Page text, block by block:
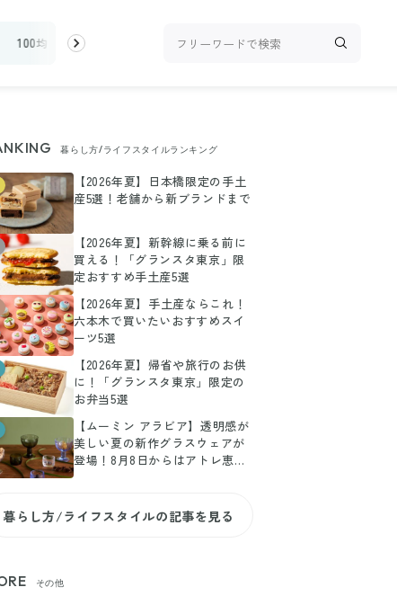
100均・雑貨 料理レシピ 話題
暮らし方/ライフスタイルランキング
【2026年夏】日本橋限定の手土
産5選！老舗から新ブランドまで
【2026年夏】新幹線に乗る前に
買える！「グランスタ東京」限
定おすすめ手土産5選
【2026年夏】手土産ならこれ！
六本木で買いたいおすすめスイ
ーツ5選
【2026年夏】帰省や旅行のお供
に！「グランスタ東京」限定の
お弁当5選
【ムーミン アラビア】透明感が
美しい夏の新作グラスウェアが
登場！8月8日からはアトレ恵比
暮らし方/ライフスタイルの記事を見る
その他